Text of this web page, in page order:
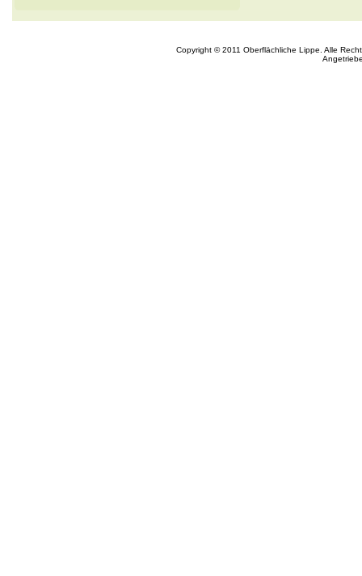
Copyright © 2011 Oberflächliche Lippe. Alle